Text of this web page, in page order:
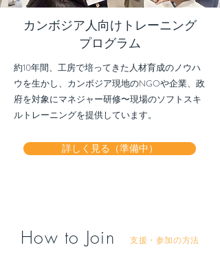
カンボジア人向けトレーニング
プログラム
約10年間、工房で培ってきた人材育成のノウハ
ウを生かし、カンボジア現地のNGOや企業、政
府を対象にマネジャー研修〜現場のソフトスキ
ルトレーニングを提供しています。
詳しく見る（準備中）
How to Join 支援・参加の方法